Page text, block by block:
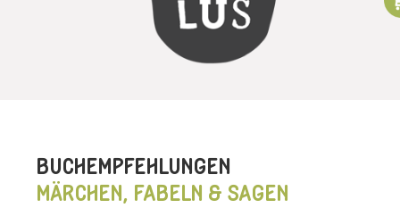
BUCHEMPFEHLUNGEN
MÄRCHEN, FABELN & SAGEN